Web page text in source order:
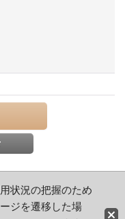
カート
用案内
状況の把握のため
ジを遷移した場